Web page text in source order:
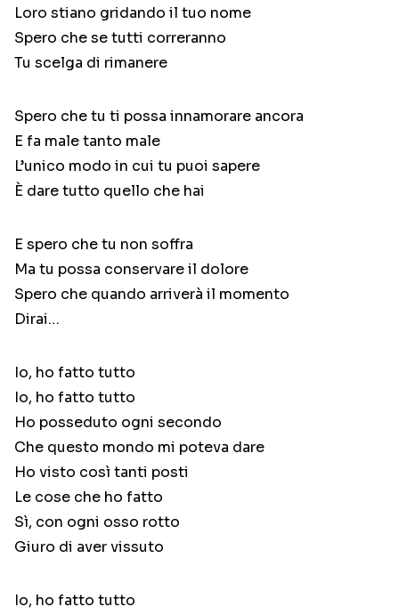
Loro stiano gridando il tuo nome
Spero che se tutti correranno
Tu scelga di rimanere
Spero che tu ti possa innamorare ancora
E fa male tanto male
L’unico modo in cui tu puoi sapere
È dare tutto quello che hai
E spero che tu non soffra
Ma tu possa conservare il dolore
Spero che quando arriverà il momento
Dirai…
Io, ho fatto tutto
Io, ho fatto tutto
Ho posseduto ogni secondo
Che questo mondo mi poteva dare
Ho visto così tanti posti
Le cose che ho fatto
Sì, con ogni osso rotto
Giuro di aver vissuto
Io, ho fatto tutto